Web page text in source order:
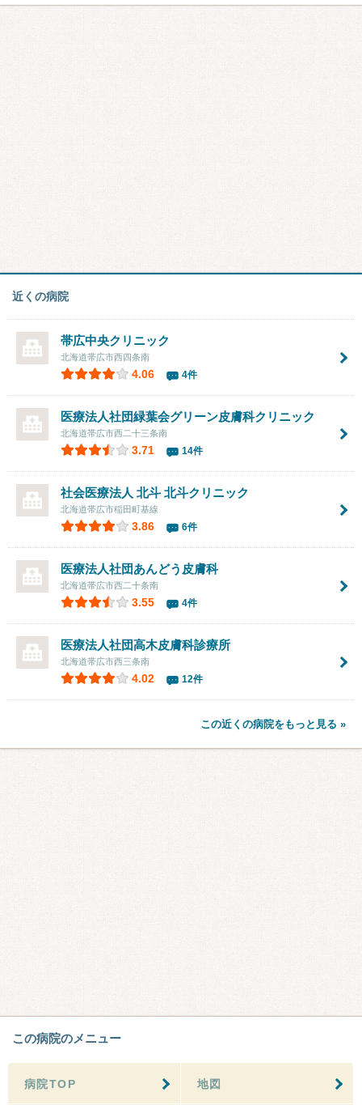
近くの病院
帯広中央クリニック
北海道帯広市西四条南
4.06 4件
医療法人社団緑葉会グリーン皮膚科クリニック
北海道帯広市西二十三条南
3.71 14件
社会医療法人 北斗 北斗クリニック
北海道帯広市稲田町基線
3.86 6件
医療法人社団あんどう皮膚科
北海道帯広市西二十条南
3.55 4件
医療法人社団高木皮膚科診療所
北海道帯広市西三条南
4.02 12件
この近くの病院をもっと見る »
この病院のメニュー
病院TOP 地図